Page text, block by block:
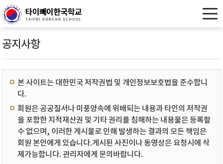
공지사항
본 사이트는 대한민국 저작권법 및 개인정보보호법을 준수합니
다.
회원은 공공질서나 미풍양속에 위배되는 내용과 타인의 저작권
을 포함한 지적재산권 및 기타 권리를 침해하는 내용물은 등록할
수 없으며, 이러한 게시물로 인해 발생하는 결과의 모든 책임은
회원 본인에게 있습니다.게시된 사진이나 동영상은 요청시에 삭
제가능합니다. 관리자에게 문의바랍니다.